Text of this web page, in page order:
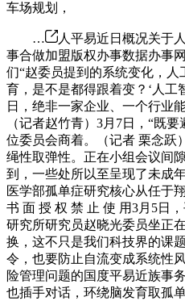
车场规划，
…
人平易近日概况关于
事合做加盟版权办事数据办事
们“赵委员提到的系统变化，
育，是不是都得跟着变？‘人工
日，绝非一家企业、一个行业
（记者赵竹青）3月7日，“既
位委员会商着。（记者 栗念跃
绳性取弹性。正在小组会议间
到，一些处所以至呈现了未成
医学部孤单症研究核心从任于
书 面 授 权 禁 止 使 用3月5日
研究所研究员赵晓光委员坐正
换，这不只是我们科技界的课
令，也要防止自流变成系统性
险管理问题的国度平易近族事
也插手对话，环绕脑发育取孤